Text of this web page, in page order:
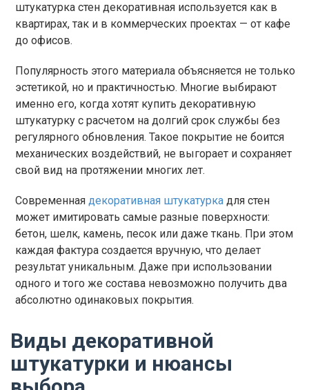
штукатурка стен декоративная используется как в
квартирах, так и в коммерческих проектах — от кафе
до офисов.
Популярность этого материала объясняется не только
эстетикой, но и практичностью. Многие выбирают
именно его, когда хотят купить декоративную
штукатурку с расчетом на долгий срок службы без
регулярного обновления. Такое покрытие не боится
механических воздействий, не выгорает и сохраняет
свой вид на протяжении многих лет.
Современная декоративная штукатурка для стен
может имитировать самые разные поверхности:
бетон, шелк, камень, песок или даже ткань. При этом
каждая фактура создается вручную, что делает
результат уникальным. Даже при использовании
одного и того же состава невозможно получить два
абсолютно одинаковых покрытия.
Виды декоративной
штукатурки и нюансы